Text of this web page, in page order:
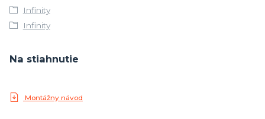
Infinity
Infinity
Na stiahnutie
Montážny návod